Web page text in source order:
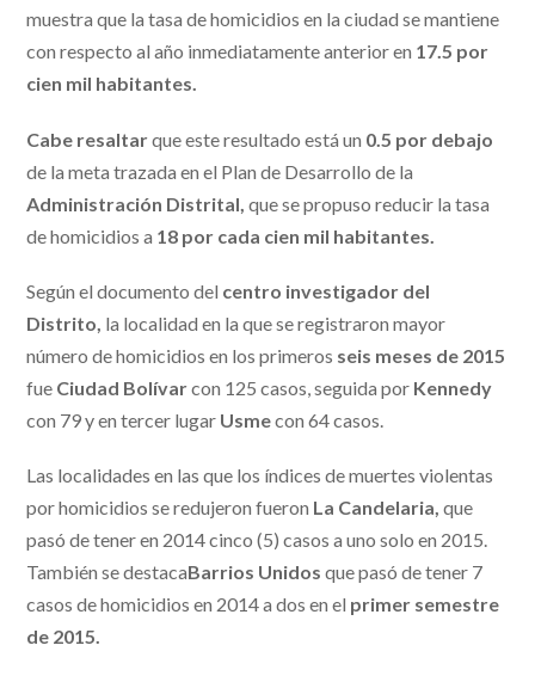
muestra que la tasa de homicidios en la ciudad se mantiene
con respecto al año inmediatamente anterior en 17.5 por
cien mil habitantes.
Cabe resaltarque este resultado está un 0.5 por debajo
de la meta trazada en el Plan de Desarrollo de la
Administración Distrital, que se propuso reducir la tasa
de homicidios a 18 por cada cien mil habitantes.
Según el documento del centro investigador del
Distrito, la localidad en la que se registraron mayor
número de homicidios en los primeros seis meses de 2015
fue Ciudad Bolívarcon 125 casos, seguida por Kennedy
con 79 y en tercer lugar Usmecon 64 casos.
Las localidades en las que los índices de muertes violentas
por homicidios se redujeron fueron La Candelaria, que
pasó de tener en 2014 cinco (5) casos a uno solo en 2015.
También se destacaBarrios Unidos que pasó de tener 7
casos de homicidios en 2014 a dos en el primer semestre
de 2015.